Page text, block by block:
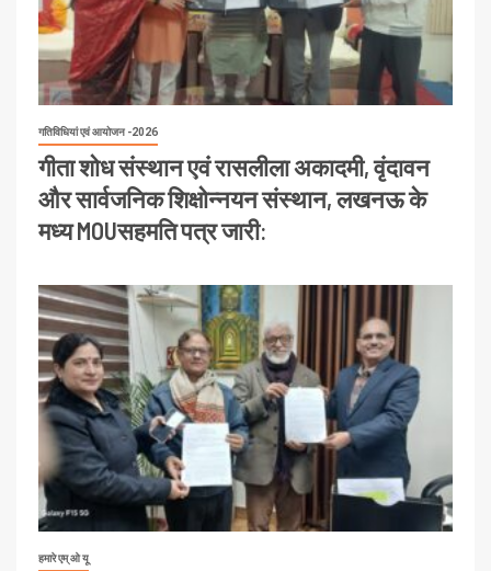
गतिविधियां एवं आयोजन -2026
गीता शोध संस्थान एवं रासलीला अकादमी, वृंदावन
और सार्वजनिक शिक्षोन्नयन संस्थान, लखनऊ के
मध्य MOUसहमति पत्र जारी:
हमारे एम् ओ यू